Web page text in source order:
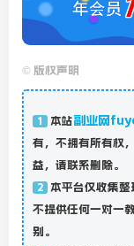
© 版权声明
1 本站副业网
有，不拥有所有权
益，请联系删除。
2 本平台仅收集整
不提供任何一对一
别。